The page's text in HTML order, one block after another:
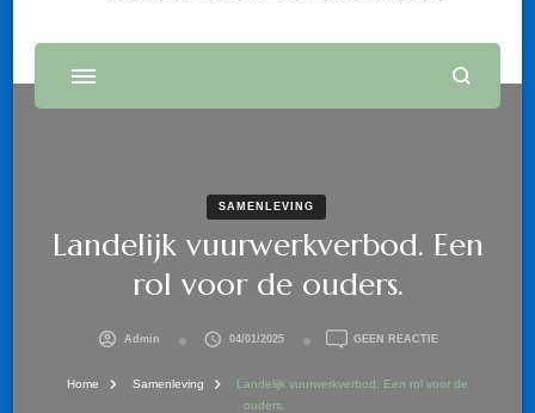
SAMENLEVING
Landelijk vuurwerkverbod. Een
rol voor de ouders.
Admin 04/01/2025 GEEN REACTIEOP
EEN
Home Samenleving
Landelijk vuurwerkverbod. Een rol voor de
ouders.